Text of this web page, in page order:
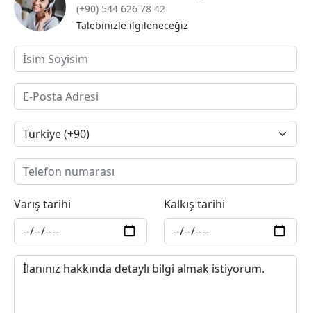
(+90) 544 626 78 42
Talebinizle ilgileneceğiz
Varış tarihi Kalkış tarihi